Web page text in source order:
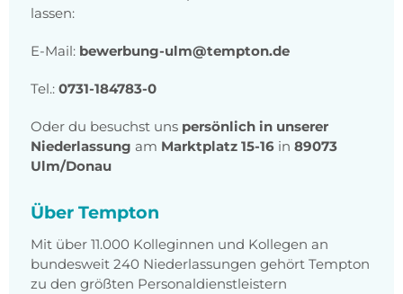
lassen:
E-Mail: bewerbung-ulm@tempton.de
Tel.: 0731-184783-0
Oder du besuchst uns persönlich in unserer
Niederlassung am Marktplatz 15-16 in 89073
Ulm/Donau
Über Tempton
Mit über 11.000 Kolleginnen und Kollegen an
bundesweit 240 Niederlassungen gehört Tempton
zu den größten Personaldienstleistern